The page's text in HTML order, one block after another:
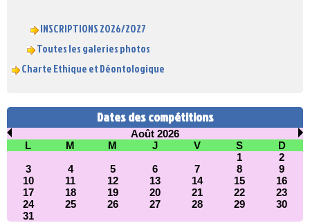
INSCRIPTIONS 2026/2027
Toutes les galeries photos
Charte Ethique et Déontologique
Dates des compétitions
Août 2026
L
M M J V S
D
1
2
3
4 5 6 7 8
9
10
11 12 13 14 15
16
17
18 19 20 21 22
23
24
25 26 27 28 29
30
31